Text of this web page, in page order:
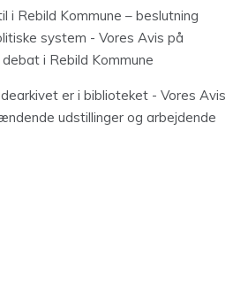
i Rebild Kommune – beslutning
system - Vores Avis på
i Rebild Kommune
er i biblioteket - Vores Avis
udstillinger og arbejdende